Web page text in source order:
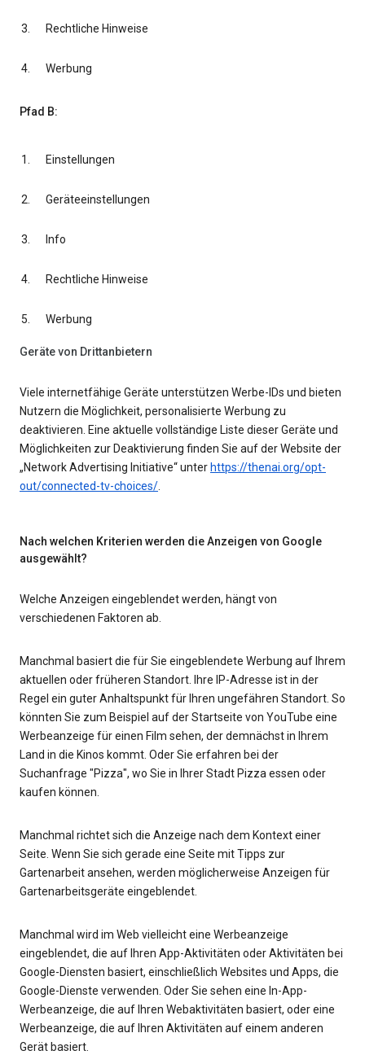
Rechtliche Hinweise
Werbung
Pfad B:
Einstellungen
Geräteeinstellungen
Info
Rechtliche Hinweise
Werbung
Geräte von Drittanbietern
Viele internetfähige Geräte unterstützen Werbe-IDs und bieten
Nutzern die Möglichkeit, personalisierte Werbung zu
deaktivieren. Eine aktuelle vollständige Liste dieser Geräte und
Möglichkeiten zur Deaktivierung finden Sie auf der Website der
„Network Advertising Initiative“ unter https://thenai.org/opt-
out/connected-tv-choices/.
Nach welchen Kriterien werden die Anzeigen von Google
ausgewählt?
Welche Anzeigen eingeblendet werden, hängt von
verschiedenen Faktoren ab.
Manchmal basiert die für Sie eingeblendete Werbung auf Ihrem
aktuellen oder früheren Standort. Ihre IP-Adresse ist in der
Regel ein guter Anhaltspunkt für Ihren ungefähren Standort. So
könnten Sie zum Beispiel auf der Startseite von YouTube eine
Werbeanzeige für einen Film sehen, der demnächst in Ihrem
Land in die Kinos kommt. Oder Sie erfahren bei der
Suchanfrage "Pizza", wo Sie in Ihrer Stadt Pizza essen oder
kaufen können.
Manchmal richtet sich die Anzeige nach dem Kontext einer
Seite. Wenn Sie sich gerade eine Seite mit Tipps zur
Gartenarbeit ansehen, werden möglicherweise Anzeigen für
Gartenarbeitsgeräte eingeblendet.
Manchmal wird im Web vielleicht eine Werbeanzeige
eingeblendet, die auf Ihren App-Aktivitäten oder Aktivitäten bei
Google-Diensten basiert, einschließlich Websites und Apps, die
Google-Dienste verwenden. Oder Sie sehen eine In-App-
Werbeanzeige, die auf Ihren Webaktivitäten basiert, oder eine
Werbeanzeige, die auf Ihren Aktivitäten auf einem anderen
Gerät basiert.